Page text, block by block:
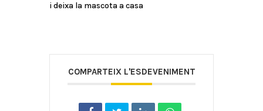
i deixa la mascota a casa
COMPARTEIX L'ESDEVENIMENT